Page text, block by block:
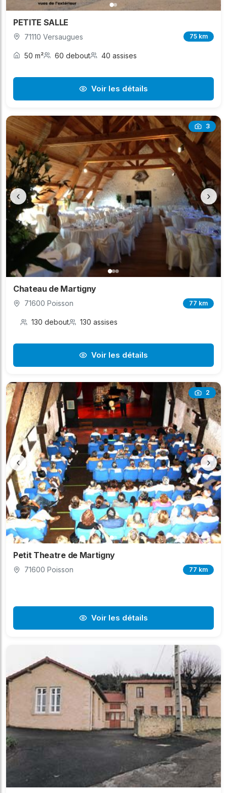
PETITE SALLE
71110 Versaugues 75 km
50 m² 60 debout 40 assises
Voir les détails
3
‹ ›
Chateau de Martigny
71600 Poisson 77 km
130 debout 130 assises
Voir les détails
2
‹ ›
Petit Theatre de Martigny
71600 Poisson 77 km
Voir les détails